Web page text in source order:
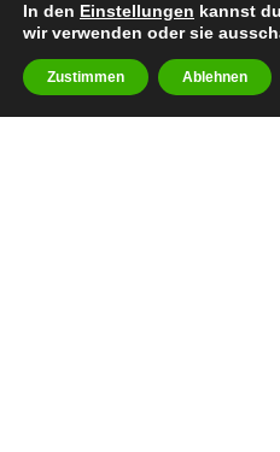
In den Einstellungen kannst
wir verwenden oder sie
Zustimmen Ablehnen